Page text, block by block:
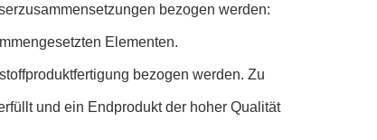
bezogen werden:
Elementen.
bezogen werden. Zu
und ein Endprodukt der hoher Qualität